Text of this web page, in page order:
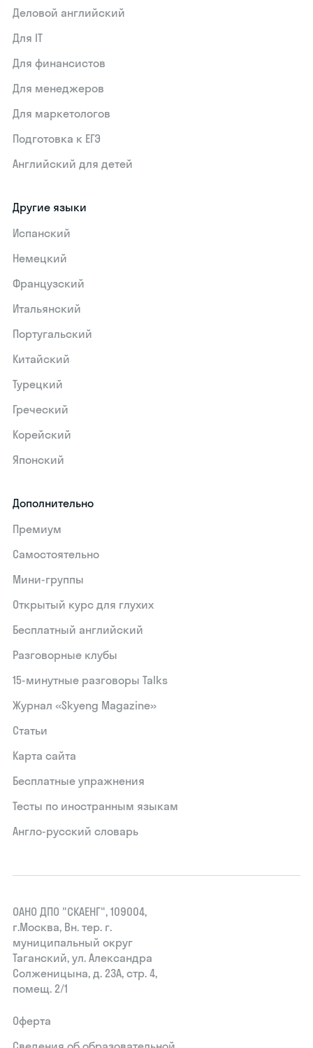
Деловой английский
Для IT
Для финансистов
Для менеджеров
Для маркетологов
Подготовка к ЕГЭ
Английский для детей
Другие языки
Испанский
Немецкий
Французский
Итальянский
Португальский
Китайский
Турецкий
Греческий
Корейский
Японский
Дополнительно
Премиум
Самостоятельно
Мини-группы
Открытый курс для глухих
Бесплатный английский
Разговорные клубы
15‑минутные разговоры Talks
Журнал «Skyeng Magazine»
Статьи
Карта сайта
Бесплатные упражнения
Тесты по иностранным языкам
Англо-русский словарь
ОАНО ДПО "СКАЕНГ", 109004,
г.Москва, Вн. тер. г.
муниципальный округ
Таганский, ул. Александра
Солженицына, д. 23А, стр. 4,
помещ. 2/1
Оферта